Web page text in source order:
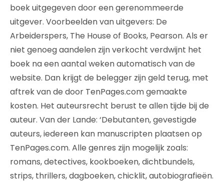
boek uitgegeven door een gerenommeerde
uitgever. Voorbeelden van uitgevers: De
Arbeiderspers, The House of Books, Pearson. Als er
niet genoeg aandelen zijn verkocht verdwijnt het
boek na een aantal weken automatisch van de
website. Dan krijgt de belegger zijn geld terug, met
aftrek van de door TenPages.com gemaakte
kosten. Het auteursrecht berust te allen tijde bij de
auteur. Van der Lande: ‘Debutanten, gevestigde
auteurs, iedereen kan manuscripten plaatsen op
TenPages.com. Alle genres zijn mogelijk zoals:
romans, detectives, kookboeken, dichtbundels,
strips, thrillers, dagboeken, chicklit, autobiografieën.